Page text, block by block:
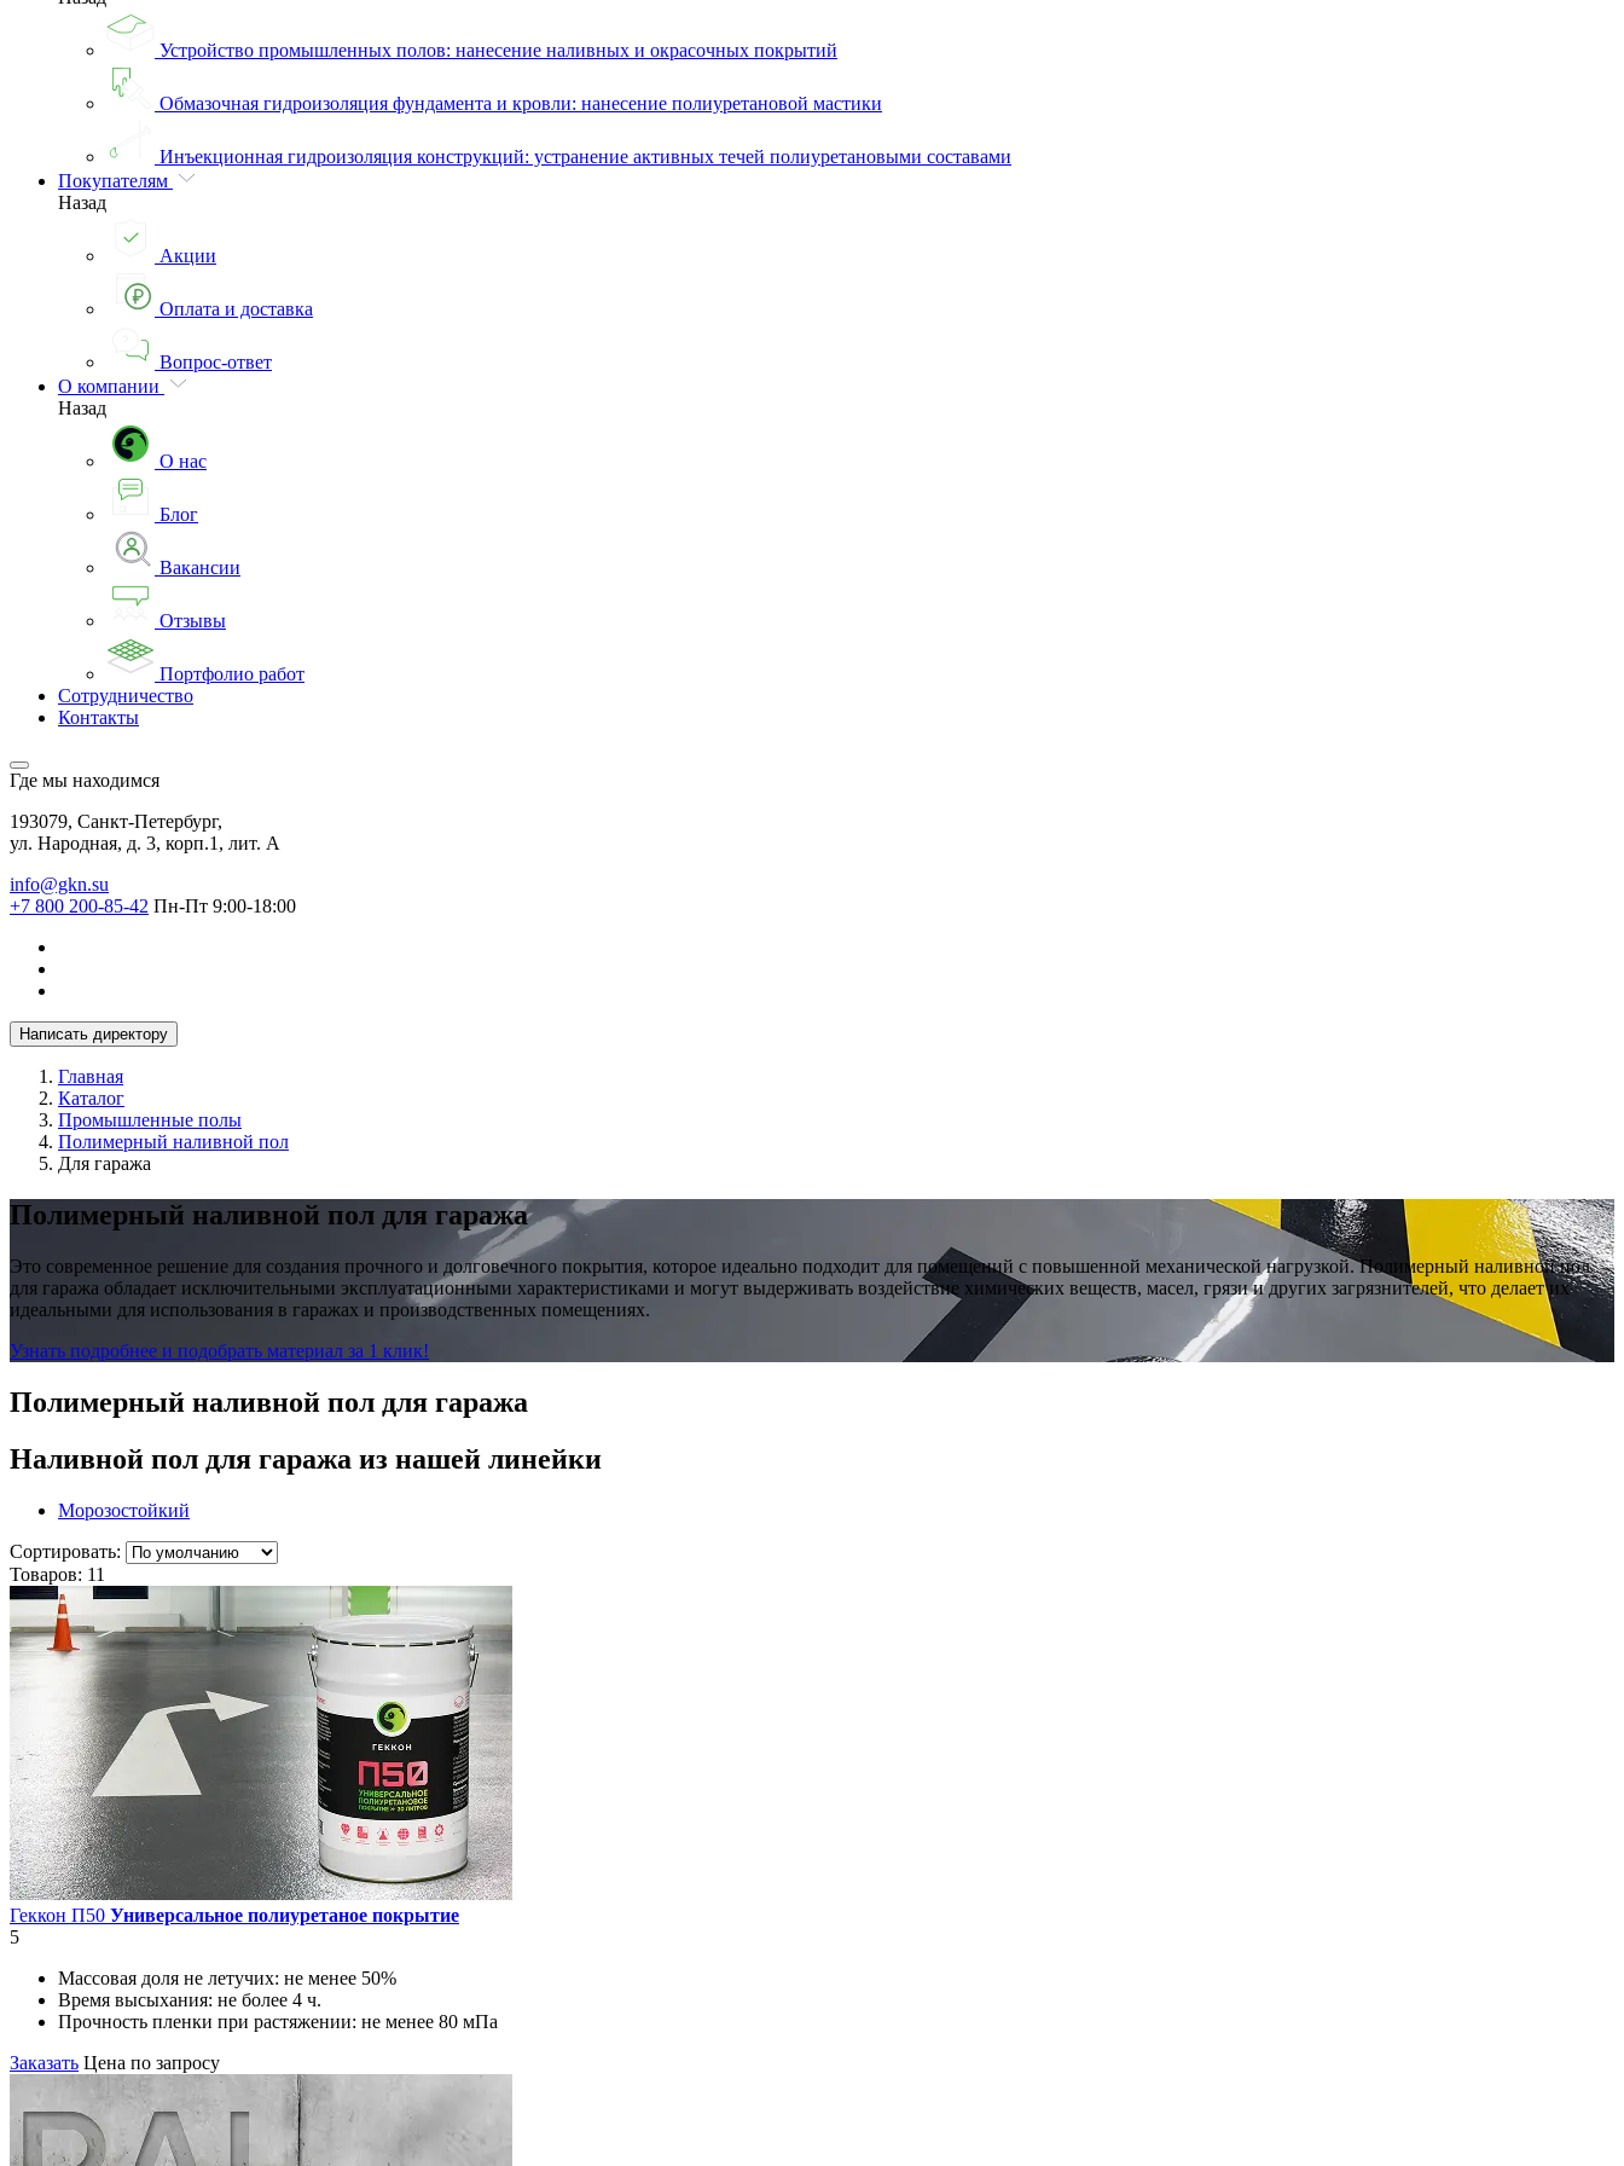
Устройство промышленных полов: нанесение наливных и окрасочных покрытий
Обмазочная гидроизоляция фундамента и кровли: нанесение полиуретановой мастики
Инъекционная гидроизоляция конструкций: устранение активных течей полиуретановыми составами
Покупателям
Назад
Акции
Оплата и доставка
Вопрос-ответ
О компании
Назад
О нас
Блог
Вакансии
Отзывы
Портфолио работ
Сотрудничество
Контакты
Где мы находимся
193079, Санкт-Петербург,
ул. Народная, д. 3, корп.1, лит. А
info@gkn.su
+7 800 200-85-42 Пн-Пт 9:00-18:00
Написать директору
Главная
Каталог
Промышленные полы
Полимерный наливной пол
Для гаража
Полимерный наливной пол для гаража
Это современное решение для создания прочного и долговечного покрытия, которое идеально подходит для помещений с повышенной механической нагрузкой. Полимерный наливной пол
для гаража обладает исключительными эксплуатационными характеристиками и могут выдерживать воздействие химических веществ, масел, грязи и других загрязнителей, что делает их
идеальными для использования в гаражах и производственных помещениях.
Узнать подробнее и подобрать материал за 1 клик!
Полимерный наливной пол для гаража
Наливной пол для гаража из нашей линейки
Морозостойкий
Сортировать:
Товаров: 11
Геккон П50 Универсальное полиуретаное покрытие
5
Массовая доля не летучих: не менее 50%
Время высыхания: не более 4 ч.
Прочность пленки при растяжении: не менее 80 мПа
Заказать Цена по запросу